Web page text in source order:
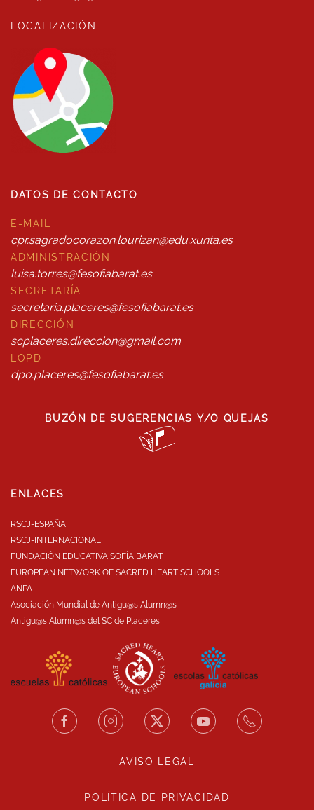
LOCALIZACIÓN
DATOS DE CONTACTO
E-MAIL
cpr.sagradocorazon.lourizan@edu.xunta.es
ADMINISTRACIÓN
luisa.torres@fesofiabarat.es
SECRETARÍA
secretaria.placeres@fesofiabarat.es
DIRECCIÓN
scplaceres.direccion@gmail.com
LOPD
dpo.placeres@fesofiabarat.es
BUZÓN DE SUGERENCIAS Y/O QUEJAS
ENLACES
RSCJ-ESPAÑA
RSCJ-INTERNACIONAL
FUNDACIÓN EDUCATIVA SOFÍA BARAT
EUROPEAN NETWORK OF SACRED HEART SCHOOLS
ANPA
Asociación Mundial de Antigu@s Alumn@s
Antigu@s Alumn@s del SC de Placeres
AVISO LEGAL
POLÍTICA DE PRIVACIDAD